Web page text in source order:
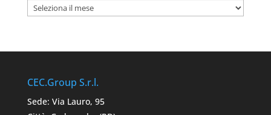
Archivi
CEC.Group S.r.l.
Sede: Via Lauro, 95